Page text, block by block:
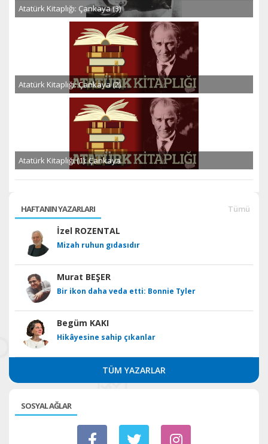
Atatürk Kitaplığı: Çankaya (3)
Atatürk Kitaplığı: Çankaya (2)
Atatürk Kitaplığı (1): Çankaya
HAFTANIN YAZARLARI Tümü
İzel ROZENTAL
Mizah ruhun gıdasıdır
Murat BEŞER
Bir ikon daha veda etti: Bonnie Tyler
Begüm KAKI
Hikâyesine sahip çıkanlar
TÜM YAZARLAR
SOSYAL AĞLAR